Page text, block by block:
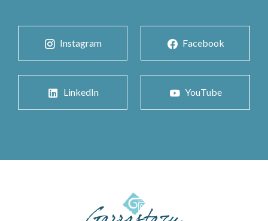
Instagram Facebook
LinkedIn YouTube